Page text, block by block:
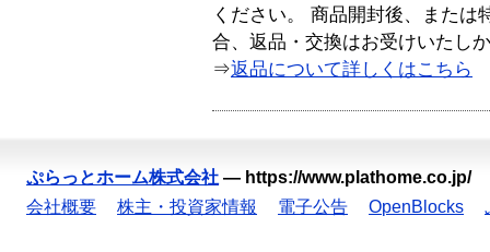
ください。 商品開封後、または
合、返品・交換はお受けいたし
⇒返品について詳しくはこちら
ぷらっとホーム株式会社 — https://www.plathome.co.jp/
会社概要
株主・投資家情報 電子公告 OpenBlocks